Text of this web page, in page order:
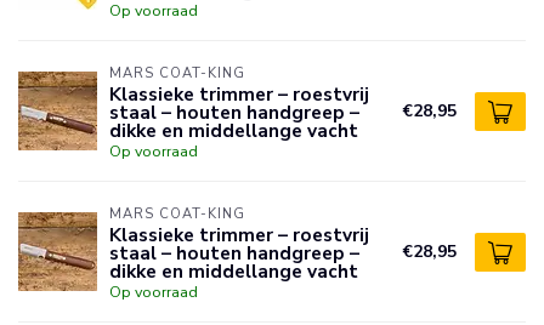
Op voorraad
MARS COAT-KING
Klassieke trimmer – roestvrij
staal – houten handgreep –
dikke en middellange vacht
Op voorraad
€28,95
MARS COAT-KING
Klassieke trimmer – roestvrij
staal – houten handgreep –
dikke en middellange vacht
Op voorraad
€28,95